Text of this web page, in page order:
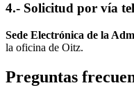
4.- Solicitud por vía
Sede Electrónica de la
la oficina de Oitz.
Preguntas